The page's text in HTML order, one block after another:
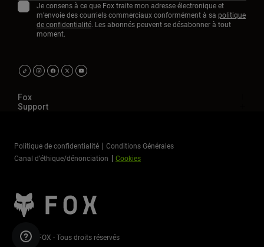
Je consens à ce que Fox traite mon adresse électronique et
m'envoie des courriels commerciaux conformément à sa politique
de confidentialité. Les abonnés peuvent se désabonner à tout
moment.
Fox
Support
Politique de confidentialité
Conditions Générales
Canal d’éthique/dénonciation
Cookies
©2026 FOX - Tous droits réservés